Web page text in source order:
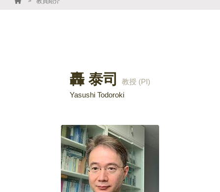
轟 泰司
教授 (PI)
Yasushi Todoroki